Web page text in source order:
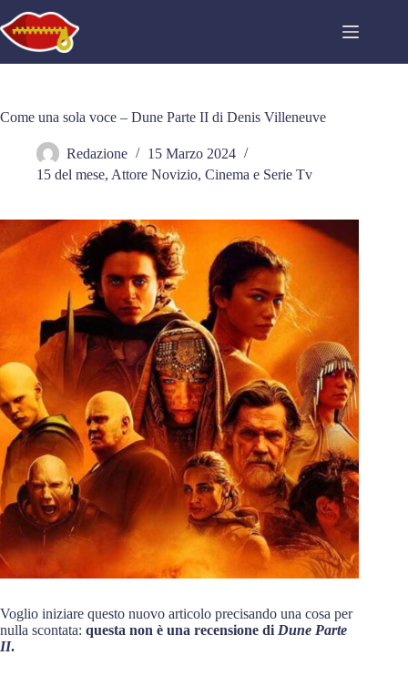
al
contenuto
Come una sola voce – Dune Parte II di Denis Villeneuve
Redazione
15 Marzo 2024
15 del mese, Attore Novizio, Cinema e Serie Tv
Voglio iniziare questo nuovo articolo precisando una cosa per
nulla scontata: questa non è una recensione di Dune Parte
II.